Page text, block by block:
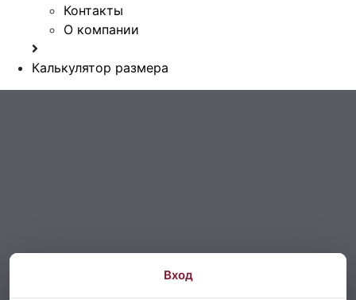
Контакты
О компании
Калькулятор размера
Вход